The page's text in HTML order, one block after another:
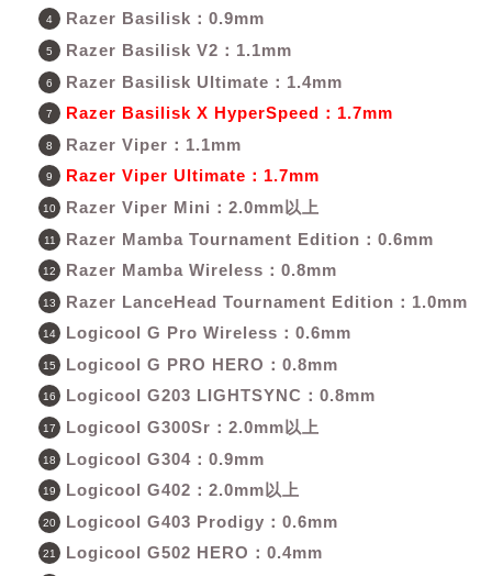
Razer Basilisk：0.9mm
Razer Basilisk V2：1.1mm
Razer Basilisk Ultimate：1.4mm
Razer Basilisk X HyperSpeed：1.7mm
Razer Viper：1.1mm
Razer Viper Ultimate：1.7mm
Razer Viper Mini：2.0mm以上
Razer Mamba Tournament Edition：0.6mm
Razer Mamba Wireless：0.8mm
Razer LanceHead Tournament Edition：1.0mm
Logicool G Pro Wireless：0.6mm
Logicool G PRO HERO：0.8mm
Logicool G203 LIGHTSYNC：0.8mm
Logicool G300Sr：2.0mm以上
Logicool G304：0.9mm
Logicool G402：2.0mm以上
Logicool G403 Prodigy：0.6mm
Logicool G502 HERO：0.4mm